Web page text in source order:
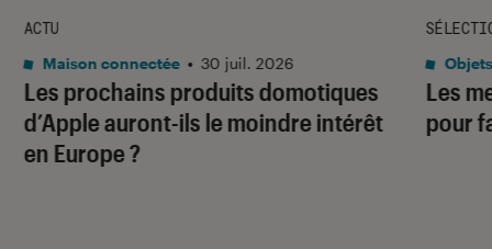
Les prochains produits domotiques
d’Apple auront-ils le moindre intérêt
en Europe ?
ACTU
Maison connectée • 30 juil. 2026
Les
pour